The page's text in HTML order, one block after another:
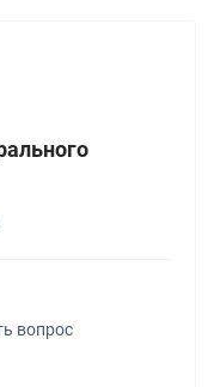
вопрос